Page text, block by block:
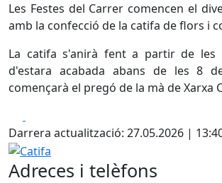
Les Festes del Carrer comencen el
amb la confecció de la catifa de flors i
La catifa s'anirà fent a partir de
d'estara acabada abans de les 8
començarà el pregó de la mà de Xarxa
Darrera actualització: 27.05.2026 |
Catifa
Adreces i telèfons